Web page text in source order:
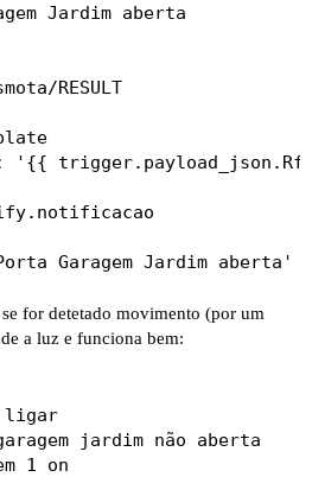
Jardim aberta
RESULT
'{{
for detetado movimento (por um
a luz e funciona bem:
ligar
jardim não aberta
1 on